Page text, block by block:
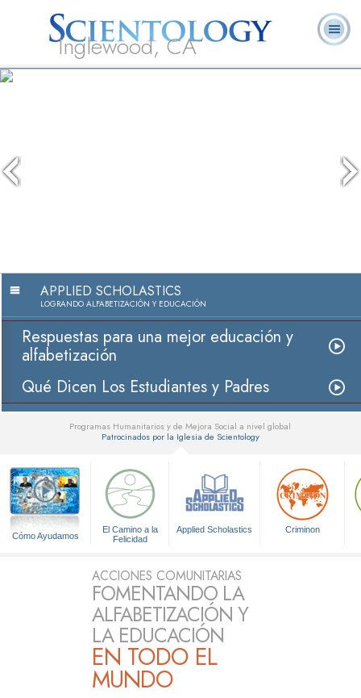
Inglewood, CA
Acerca de
Nosotros
APPLIED SCHOLASTICS
LOGRANDO ALFABETIZACIÓN Y EDUCACIÓN
Respuestas para una mejor educación y
alfabetización
Qué Dicen Los Estudiantes y Padres
Programas Humanitarios y de Mejora Social a nivel global
Patrocinados por la Iglesia de Scientology
Cómo Ayudamos
El Camino a la
Felicidad
Applied Scholastics Criminon
ACCIONES COMUNITARIAS
FOMENTANDO LA
ALFABETIZACIÓN Y
LA EDUCACIÓN
EN TODO EL
MUNDO